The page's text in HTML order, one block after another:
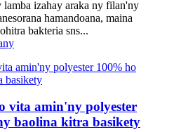
lamba izahay araka ny filan'ny
hamandoana, maina
bakteria sns...
vita amin'ny polyester
baolina kitra basikety